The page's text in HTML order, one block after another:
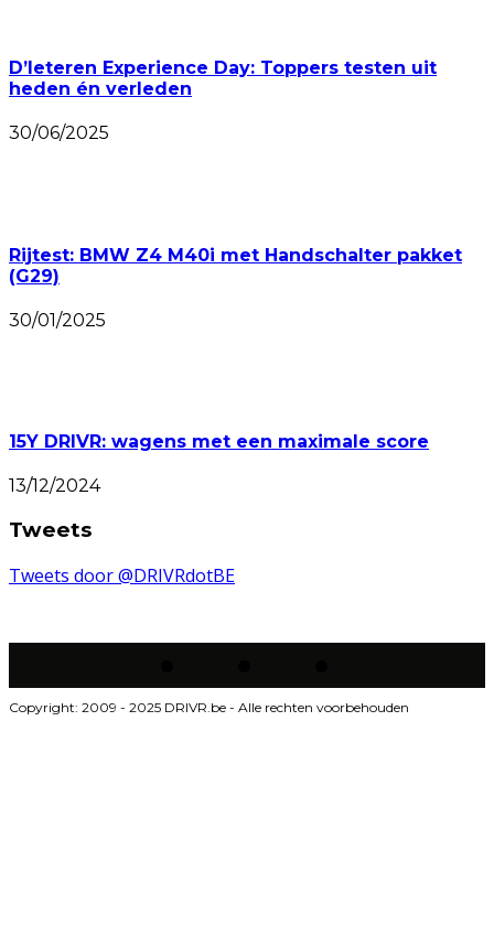
D’Ieteren Experience Day: Toppers testen uit
heden én verleden
30/06/2025
Rijtest: BMW Z4 M40i met Handschalter pakket
(G29)
30/01/2025
15Y DRIVR: wagens met een maximale score
13/12/2024
Tweets
Tweets door @DRIVRdotBE
Copyright: 2009 - 2025 DRIVR.be - Alle rechten voorbehouden